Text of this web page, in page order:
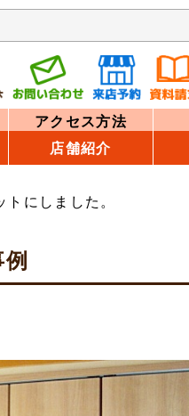
アクセス方法
店舗紹介
にしました。